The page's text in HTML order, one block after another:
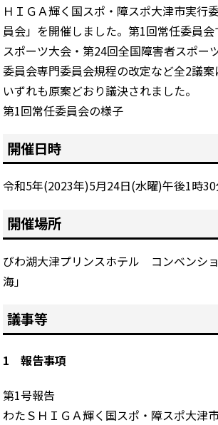
ＨＩＧＡ輝く国スポ・障スポ大津市実行
員会」を開催しました。第1回常任委員
スポーツ大会・第24回全国障害者スポー
委員会専門委員会規程の改定など全2議案
いずれも原案どおり議決されました。
第1回常任委員会の様子
開催日時
令和5年(2023年)5月24日(水曜)午後1時30
開催場所
びわ湖大津プリンスホテル コンベンシ
海」
議事等
1 報告事項
第1号報告
わたＳＨＩＧＡ輝く国スポ・障スポ大津